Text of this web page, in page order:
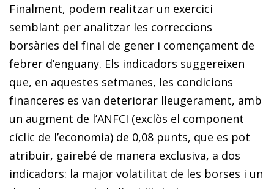
Finalment, podem realitzar un exercici
semblant per analitzar les correccions
borsàries del final de gener i co­­mençament de
febrer d’enguany. Els indicadors suggereixen
que, en aquestes setmanes, les condicions
financeres es van deteriorar lleugerament, amb
un augment de l’ANFCI (exclòs el component
cíclic de l’economia) de 0,08 punts, que es pot
atribuir, gairebé de manera exclusiva, a dos
indicadors: la major volatilitat de les borses i un